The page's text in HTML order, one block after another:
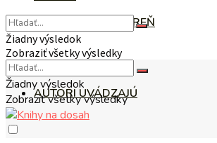
LITERÁRNA KAVIAREŇ
AUTORI UVÁDZAJÚ
Žiadny výsledok
Zobraziť všetky výsledky
Žiadny výsledok
Zobraziť všetky výsledky